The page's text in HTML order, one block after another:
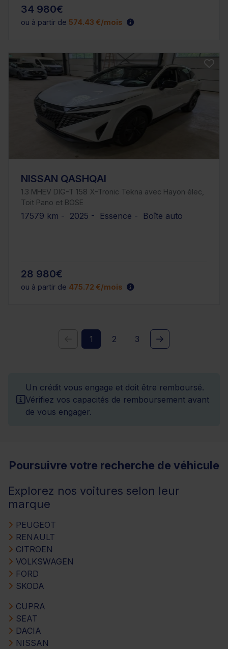
34 980€
ou à partir de 574.43 €/mois
NISSAN QASHQAI
1.3 MHEV DIG-T 158 X-Tronic Tekna avec Hayon élec,
Toit Pano et BOSE
17579 km - 2025 - Essence - Boîte auto
28 980€
ou à partir de 475.72 €/mois
1 2 3
Un crédit vous engage et doit être remboursé.
Vérifiez vos capacités de remboursement avant
de vous engager.
Poursuivre votre recherche de véhicule
Explorez nos voitures selon leur
marque
PEUGEOT
RENAULT
CITROEN
VOLKSWAGEN
FORD
SKODA
CUPRA
SEAT
DACIA
NISSAN